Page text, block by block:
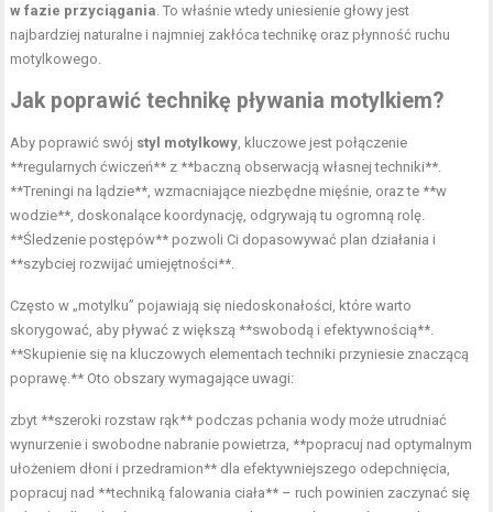
wfazie przyciągania . To właśnie wtedy uniesienie głowy jest
najbardziej naturalne i najmniej zakłóca technikę oraz płynność ruchu
motylkowego.
Jak poprawić technikę pływania motylkiem?
Aby poprawić swój styl motylkowy , kluczowe jest połączenie
**regularnych ćwiczeń** z **baczną obserwacją własnej techniki**.
**Treningi na lądzie**, wzmacniające niezbędne mięśnie, oraz te **w
wodzie**, doskonalące koordynację, odgrywają tu ogromną rolę.
**Śledzenie postępów** pozwoli Ci dopasowywać plan działania i
**szybciej rozwijać umiejętności**.
Często w „motylku” pojawiają się niedoskonałości, które warto
skorygować, aby pływać z większą **swobodą i efektywnością**.
**Skupienie się na kluczowych elementach techniki przyniesie znaczącą
poprawę.** Oto obszary wymagające uwagi:
zbyt **szeroki rozstaw rąk** podczas pchania wody może utrudniać
wynurzenie i swobodne nabranie powietrza, **popracuj nad optymalnym
ułożeniem dłoni i przedramion** dla efektywniejszego odepchnięcia,
popracuj nad **techniką falowania ciała** – ruch powinien zaczynać się